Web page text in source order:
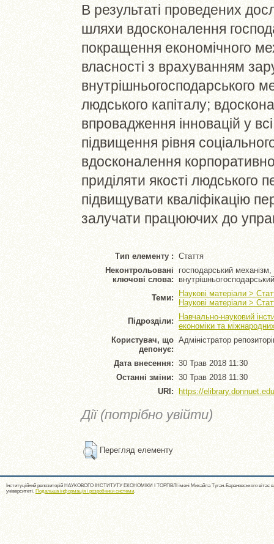
В результаті проведених
шляхи вдосконалення
покращення економічного
власності з врахуванням
внутрішньогосподарського
людського капіталу;
впровадження інновацій у
підвищення рівня
вдосконалення
приділяти якості людського
підвищувати кваліфікацію
залучати працюючих до
Тип елементу : Стаття
Неконтрольовані
ключові слова:
господарський механізм,
Теми:
Наукові матеріали >
Наукові матеріали >
Підрозділи:
Навчально-науковий
економіки та
Користувач, що
депонує:
Адміністратор
Дата внесення: 30 Трав 2018 11:30
Останні зміни: 30 Трав 2018 11:30
URI:
https://
Дії (потрібно увійти)
Перегляд елементу
Інституційний репозиторій НАУКОВОГО ІНСТИТУТУ ЕКОНОМІКИ І ТОРГІВЛІ імені Михайла Туган-Барановського вітає
університеті. Подальша інформація і розробники системи